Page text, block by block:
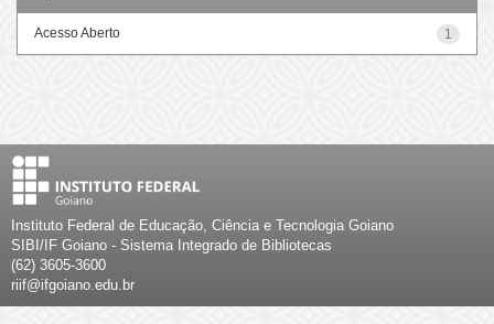
1
Acesso Aberto
Instituto Federal de Educação, Ciência e Tecnologia Goiano
SIBI/IF Goiano - Sistema Integrado de Bibliotecas
(62) 3605-3600
riif@ifgoiano.edu.br